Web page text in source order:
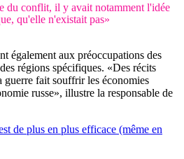
du conflit, il y avait notamment l'idée
qu'elle n'existait pas»
également aux préoccupations des
régions spécifiques. «Des récits
fait souffrir les économies
russe», illustre la responsable de
de plus en plus efficace (même en